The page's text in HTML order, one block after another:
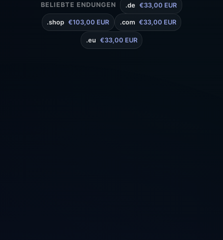
BELIEBTE ENDUNGEN .de €33,00 EUR
.shop €103,00 EUR .com €33,00 EUR
.eu €33,00 EUR